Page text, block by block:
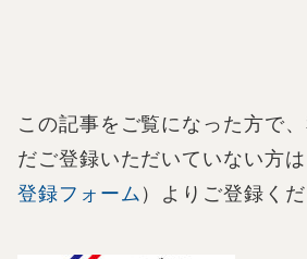
この記事をご覧になった方で
だご登録いただいていない方
登録フォーム ）よりご登録くだ